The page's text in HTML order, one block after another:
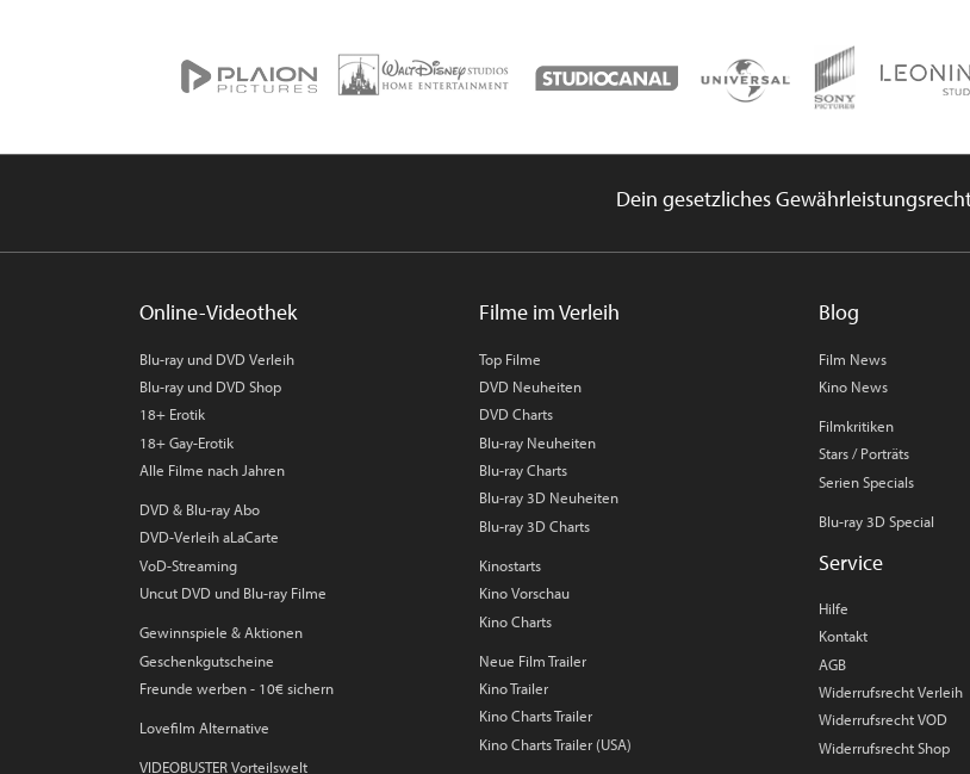
Dein gesetzliches
Online-Videothek
Blu-ray und DVD Verleih
Blu-ray und DVD Shop
18+ Erotik
18+ Gay-Erotik
Alle Filme nach Jahren
DVD & Blu-ray Abo
DVD-Verleih aLaCarte
VoD-Streaming
Uncut DVD und Blu-ray Filme
Gewinnspiele & Aktionen
Geschenkgutscheine
Freunde werben - 10€ sichern
Lovefilm Alternative
VIDEOBUSTER Vorteilswelt
Filme im Verleih
Top Filme
DVD Neuheiten
DVD Charts
Blu-ray Neuheiten
Blu-ray Charts
Blu-ray 3D Neuheiten
Blu-ray 3D Charts
Kinostarts
Kino Vorschau
Kino Charts
Neue Film Trailer
Kino Trailer
Kino Charts Trailer
Kino Charts Trailer (USA)
Blog
Film News
Kino News
Filmkritiken
Stars / Porträts
Serien Specials
Blu-ray 3D Special
Service
Hilfe
Kontakt
AGB
Widerrufsrecht Verleih
Widerrufsrecht VOD
Widerrufsrecht Shop